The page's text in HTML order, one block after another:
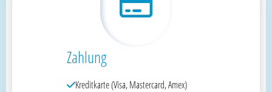
Zahlung
Kreditkarte (Visa, Mastercard, Amex)